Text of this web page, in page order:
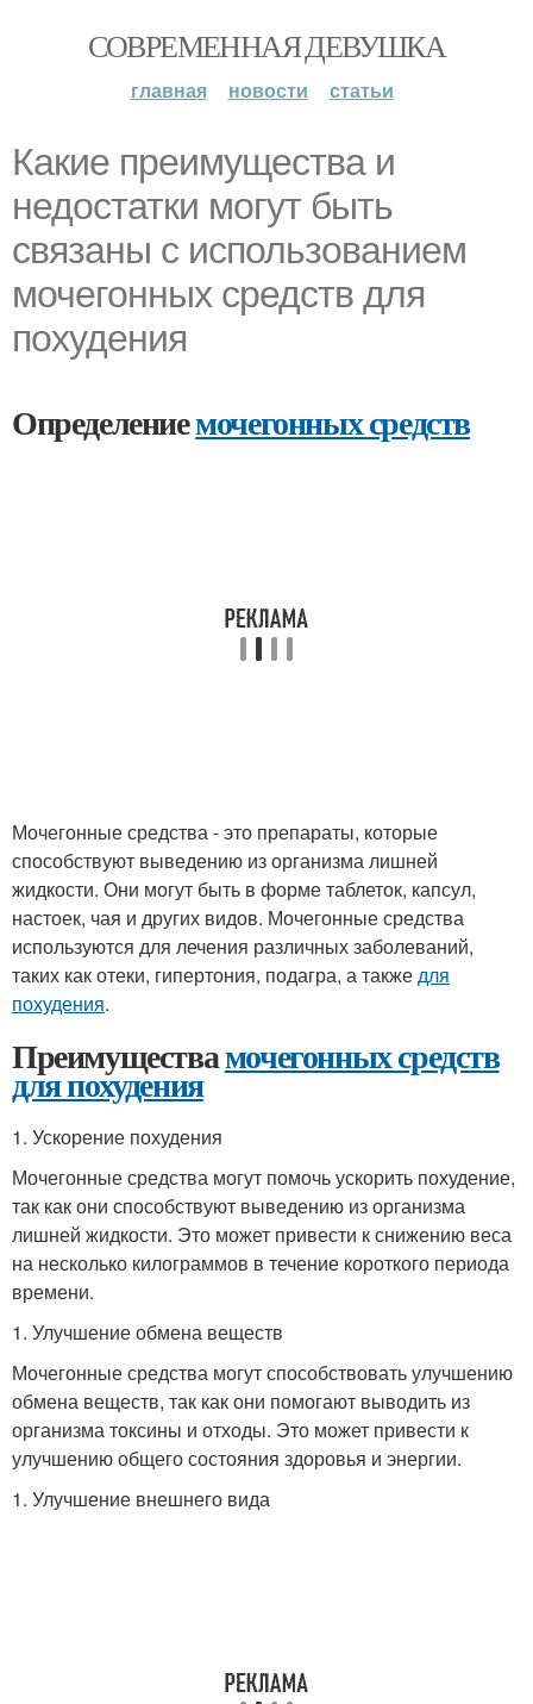
СОВРЕМЕННАЯ ДЕВУШКА
главная новости статьи
Какие преимущества и
недостатки могут быть
связаны с использованием
мочегонных средств для
похудения
Определениемочегонных средств
Мочегонные средства - это препараты, которые
способствуют выведению из организма лишней
жидкости. Они могут быть в форме таблеток, капсул,
настоек, чая и других видов. Мочегонные средства
используются для лечения различных заболеваний,
таких как отеки, гипертония, подагра, а такжедля
похудения.
Преимуществамочегонных средств
для похудения
1. Ускорение похудения
Мочегонные средства могут помочь ускорить похудение,
так как они способствуют выведению из организма
лишней жидкости. Это может привести к снижению веса
на несколько килограммов в течение короткого периода
времени.
1. Улучшение обмена веществ
Мочегонные средства могут способствовать улучшению
обмена веществ, так как они помогают выводить из
организма токсины и отходы. Это может привести к
улучшению общего состояния здоровья и энергии.
1. Улучшение внешнего вида